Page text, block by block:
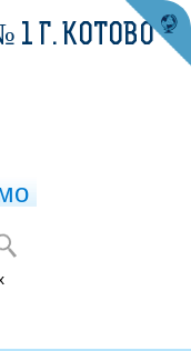
Г. КОТОВО